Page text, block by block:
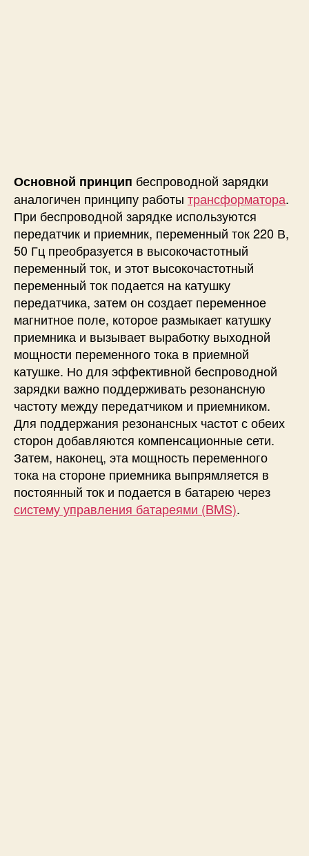
Основной принцип беспроводной зарядки
аналогичен принципу работы трансформатора.
При беспроводной зарядке используются
передатчик и приемник, переменный ток 220 В,
50 Гц преобразуется в высокочастотный
переменный ток, и этот высокочастотный
переменный ток подается на катушку
передатчика, затем он создает переменное
магнитное поле, которое размыкает катушку
приемника и вызывает выработку выходной
мощности переменного тока в приемной
катушке. Но для эффективной беспроводной
зарядки важно поддерживать резонансную
частоту между передатчиком и приемником.
Для поддержания резонансных частот с обеих
сторон добавляются компенсационные сети.
Затем, наконец, эта мощность переменного
тока на стороне приемника выпрямляется в
постоянный ток и подается в батарею через
систему управления батареями (BMS).